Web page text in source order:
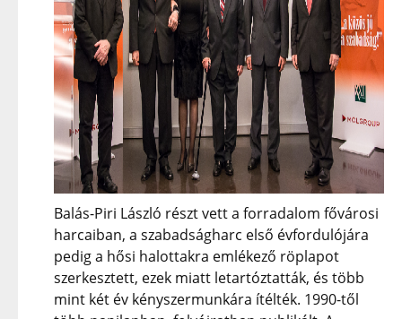
Balás-Piri László részt vett a forradalom fővárosi
harcaiban, a szabadságharc első évfordulójára
pedig a hősi halottakra emlékező röplapot
szerkesztett, ezek miatt letartóztatták, és több
mint két év kényszermunkára ítélték. 1990-től